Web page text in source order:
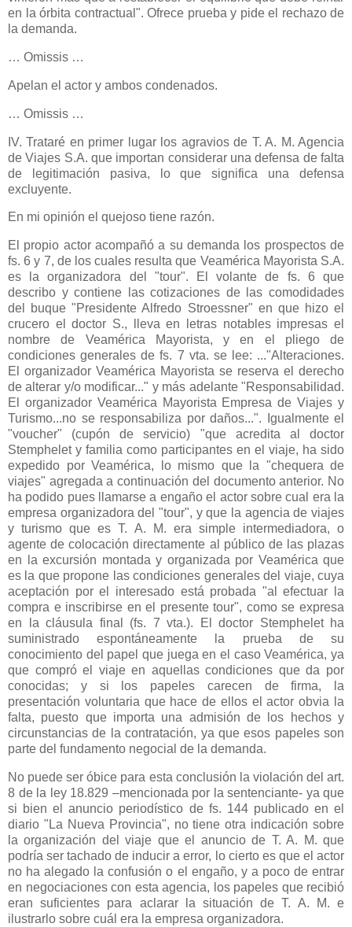
en la órbita contractual". Ofrece prueba y pide el rechazo de
la demanda.
… Omissis …
Apelan el actor y ambos condenados.
… Omissis …
IV. Trataré en primer lugar los agravios de T. A. M. Agencia
de Viajes S.A. que importan considerar una defensa de falta
de legitimación pasiva, lo que significa una defensa
excluyente.
En mi opinión el quejoso tiene razón.
El propio actor acompañó a su demanda los prospectos de
fs. 6 y 7, de los cuales resulta que Veamérica Mayorista S.A.
es la organizadora del "tour". El volante de fs. 6 que
describo y contiene las cotizaciones de las comodidades
del buque "Presidente Alfredo Stroessner" en que hizo el
crucero el doctor S., lleva en letras notables impresas el
nombre de Veamérica Mayorista, y en el pliego de
condiciones generales de fs. 7 vta. se lee: ..."Alteraciones.
El organizador Veamérica Mayorista se reserva el derecho
de alterar y/o modificar..." y más adelante "Responsabilidad.
El organizador Veamérica Mayorista Empresa de Viajes y
Turismo...no se responsabiliza por daños...". Igualmente el
"voucher" (cupón de servicio) "que acredita al doctor
Stemphelet y familia como participantes en el viaje, ha sido
expedido por Veamérica, lo mismo que la "chequera de
viajes" agregada a continuación del documento anterior. No
ha podido pues llamarse a engaño el actor sobre cual era la
empresa organizadora del "tour", y que la agencia de viajes
y turismo que es T. A. M. era simple intermediadora, o
agente de colocación directamente al público de las plazas
en la excursión montada y organizada por Veamérica que
es la que propone las condiciones generales del viaje, cuya
aceptación por el interesado está probada "al efectuar la
compra e inscribirse en el presente tour", como se expresa
en la cláusula final (fs. 7 vta.). El doctor Stemphelet ha
suministrado espontáneamente la prueba de su
conocimiento del papel que juega en el caso Veamérica, ya
que compró el viaje en aquellas condiciones que da por
conocidas; y si los papeles carecen de firma, la
presentación voluntaria que hace de ellos el actor obvia la
falta, puesto que importa una admisión de los hechos y
circunstancias de la contratación, ya que esos papeles son
parte del fundamento negocial de la demanda.
No puede ser óbice para esta conclusión la violación del art.
8 de la ley 18.829 –mencionada por la sentenciante- ya que
si bien el anuncio periodístico de fs. 144 publicado en el
diario " La Nueva Provincia", no tiene otra indicación sobre
la organización del viaje que el anuncio de T. A. M. que
podría ser tachado de inducir a error, lo cierto es que el actor
no ha alegado la confusión o el engaño, y a poco de entrar
en negociaciones con esta agencia, los papeles que recibió
eran suficientes para aclarar la situación de T. A. M. e
ilustrarlo sobre cuál era la empresa organizadora.